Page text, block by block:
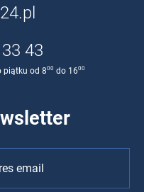
43
piątku od 800 do 1600